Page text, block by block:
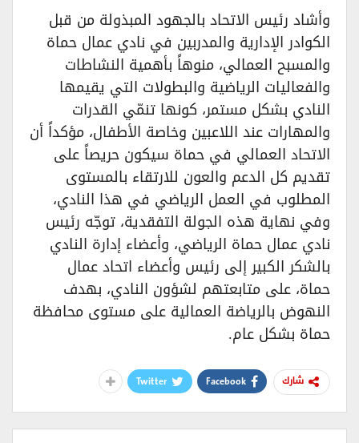
وأشاد رئيس الاتحاد بالجهود المبذولة من قبل
الكوادر الإدارية والمدربين في نادي عمال حماة
والمسبح العمالي، منوهاً بأهمية النشاطات
والفعاليات الرياضية والبطولات التي يقيمها
النادي بشكل مستمر، كونها تنمّي القدرات
والمهارات عند اللاعبين وخاصة الأطفال، مؤكداً أن
الاتحاد العمالي في حماة سيكون حريصاً على
تقديم كل الدعم والعون للارتقاء بالمستوى
المطلوب في العمل الرياضي في هذا النادي،
وفي نهاية هذه الجولة التفقدية، توجّه رئيس
نادي عمال حماة الرياضي، وأعضاء إدارة النادي
بالشكر الكبير إلى رئيس وأعضاء اتحاد عمال
حماة، على متابعتهم لشؤون النادي، بهدف
النهوض بالرياضة العمالية على مستوى محافظة
حماة بشكل عام.
شارك Facebook
Twitter